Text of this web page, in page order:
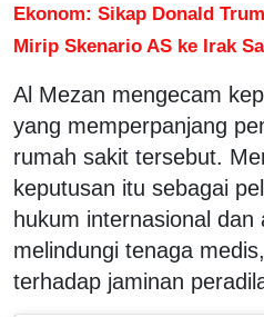
Ekonom: Sikap Donald
Mirip Skenario AS ke Irak
Al Mezan mengecam
yang memperpanjang
rumah sakit tersebut.
keputusan itu sebagai
hukum internasional dan
melindungi tenaga
terhadap jaminan